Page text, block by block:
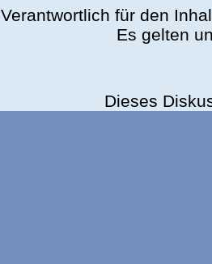
Verantwortlich für den
Es gelten
Dieses